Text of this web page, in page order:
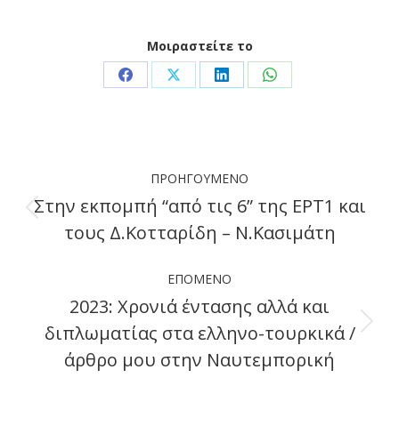
Μοιραστείτε το
Share Share Share Share
navigation
ΠΡΟΗΓΟΎΜΕΝΟ
Previous
post:
Στην εκπομπή “από τις 6” της ΕΡΤ1 και
τους Δ.Κοτταρίδη – Ν.Κασιμάτη
ΕΠΌΜΕΝΟ
Next
post:
2023: Χρονιά έντασης αλλά και
διπλωματίας στα ελληνο-τουρκικά /
άρθρο μου στην Ναυτεμπορική